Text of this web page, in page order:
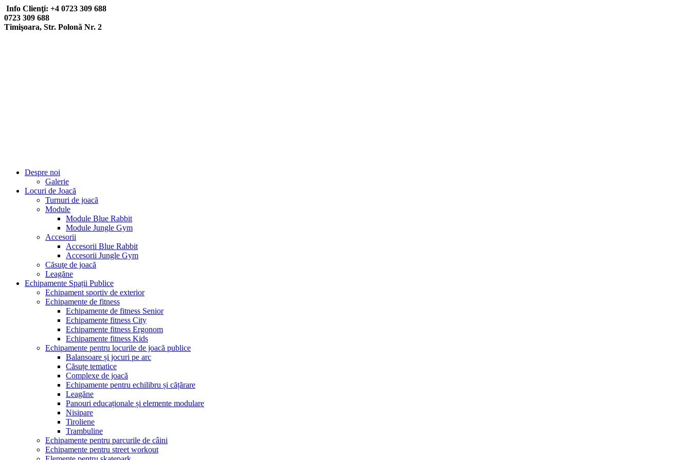
Info Clienţi: +4 0723 309 688
0723 309 688
Timişoara, Str. Polonă Nr. 2
Despre noi
Galerie
Locuri de Joacă
Turnuri de joacă
Module
Module Blue Rabbit
Module Jungle Gym
Accesorii
Accesorii Blue Rabbit
Accesorii Jungle Gym
Căsuţe de joacă
Leagăne
Echipamente Spații Publice
Echipament sportiv de exterior
Echipamente de fitness
Echipamente de fitness Senior
Echipamente fitness City
Echipamente fitness Ergonom
Echipamente fitness Kids
Echipamente pentru locurile de joacă publice
Balansoare și jocuri pe arc
Căsuțe tematice
Complexe de joacă
Echipamente pentru echilibru și cățărare
Leagăne
Panouri educaționale și elemente modulare
Nisipare
Tiroliene
Trambuline
Echipamente pentru parcurile de câini
Echipamente pentru street workout